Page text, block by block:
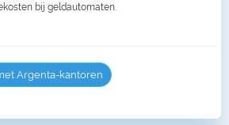
bij geldautomaten.
Argenta-kantoren